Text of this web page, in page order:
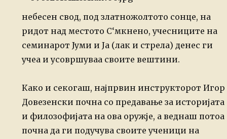
небесен свод, под златножолтото сонце, на
ридот над местото С‘мкнено, учесниците на
семинарот Јуми и Ја (лак и стрела) денес ги
учеа и усовршуваа своите вештини.
Како и секогаш, најпрвин инструкторот Игор
Довезенски почна со предавање за историјата
и филозофијата наова оружје, а веднаш потоа
почна да ги подучува своите ученици на